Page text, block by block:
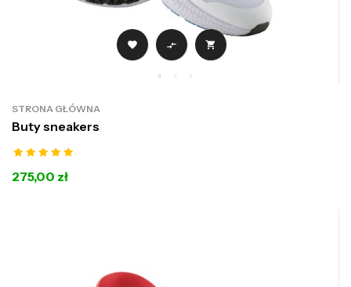
  
STRONA GŁÓWNA
Buty sneakers
275,00 zł